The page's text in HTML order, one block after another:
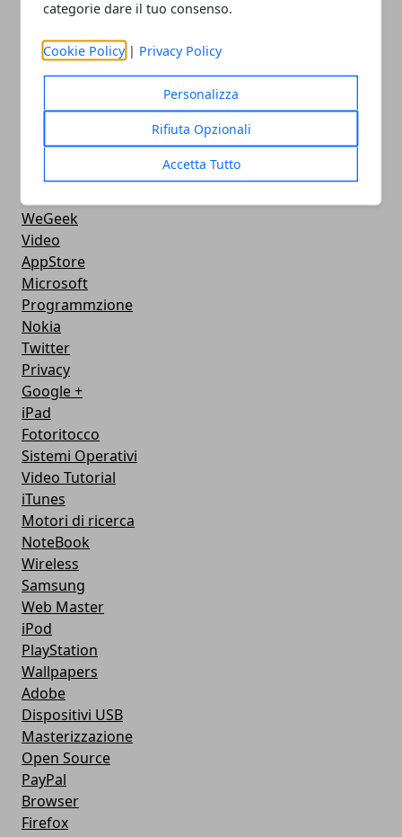
categorie dare il tuo consenso.
Cookie Policy | Privacy Policy
Personalizza
Rifiuta Opzionali
Accetta Tutto
Google Maps
Console
Cellulari
Chat
Adsl
WeGeek
Video
AppStore
Microsoft
Programmzione
Nokia
Twitter
Privacy
Google +
iPad
Fotoritocco
Sistemi Operativi
Video Tutorial
iTunes
Motori di ricerca
NoteBook
Wireless
Samsung
Web Master
iPod
PlayStation
Wallpapers
Adobe
Dispositivi USB
Masterizzazione
Open Source
PayPal
Browser
Firefox